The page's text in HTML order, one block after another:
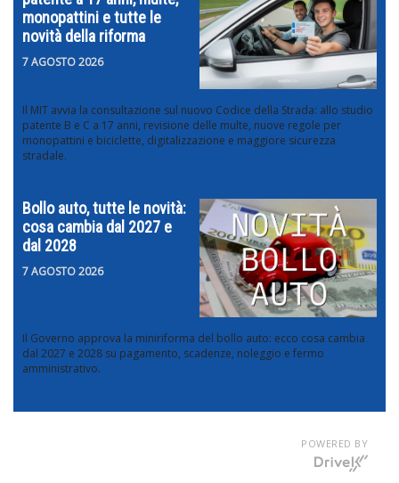
monopattini e tutte le
novità della riforma
7 AGOSTO 2026
Il MIT avvia la consultazione sul nuovo Codice della Strada: allo studio
patente B e C a 17 anni, revisione delle multe, nuove regole per
monopattini e biciclette, digitalizzazione e maggiore sicurezza
stradale.
Bollo auto, tutte le novità:
cosa cambia dal 2027 e
dal 2028
7 AGOSTO 2026
Il Governo approva la miniriforma del bollo auto: ecco cosa cambia
dal 2027 e 2028 su pagamento, scadenze, noleggio e fermo
amministrativo.
POWERED BY